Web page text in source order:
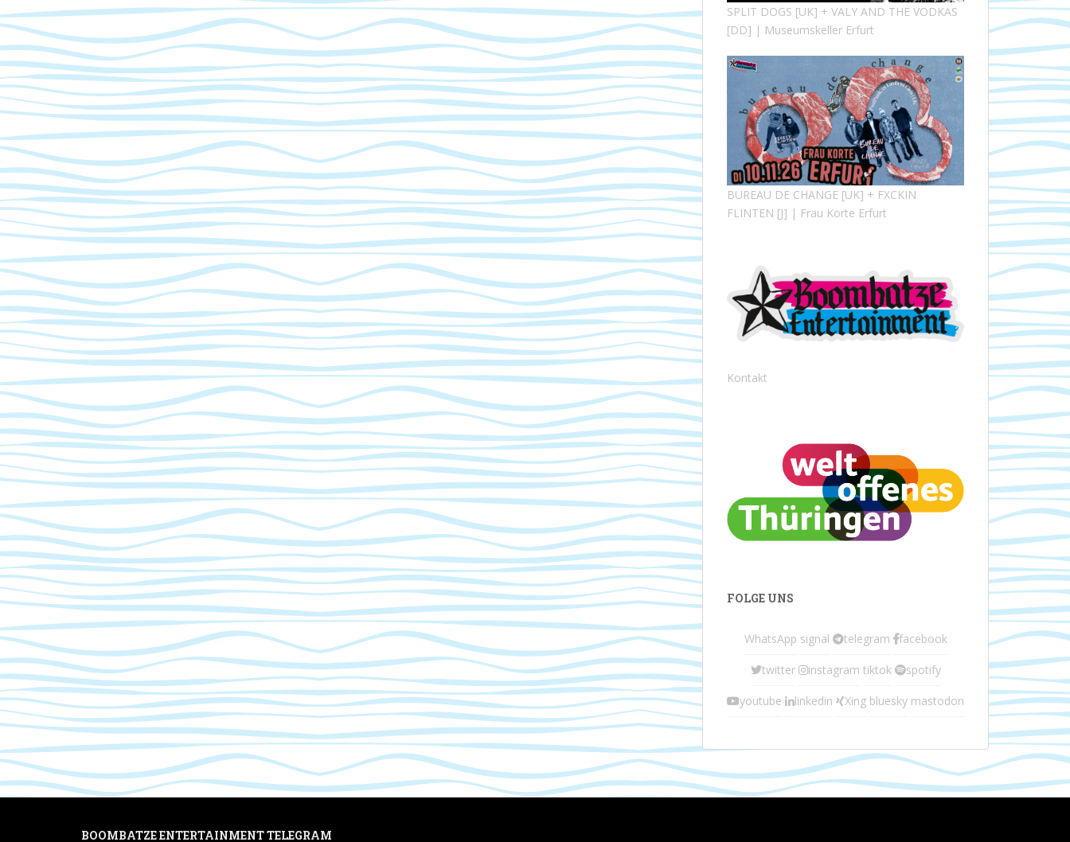
SPLIT DOGS [UK] + VALY AND THE VODKAS
[DD] | Museumskeller Erfurt
BUREAU DE CHANGE [UK] + FXCKIN
FLINTEN [J] | Frau Korte Erfurt
Kontakt
FOLGE UNS
WhatsApp signal telegram facebook
twitter instagram tiktok spotify
youtube linkedin Xing bluesky mastodon
BOOMBATZE ENTERTAINMENT TELEGRAM